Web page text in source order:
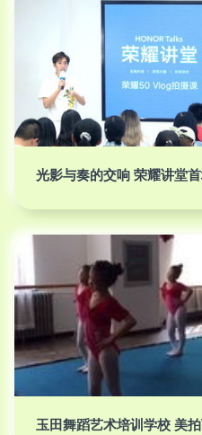
光影与奏的交响 荣耀讲堂
玉田舞蹈艺术培训学校 美